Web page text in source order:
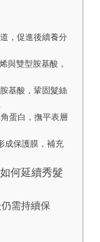
，促進後續養分
與雙型胺基酸，
基酸，鞏固髮絲
蛋白，撫平表層
成保護膜，補充
何延續秀髮
需持續保